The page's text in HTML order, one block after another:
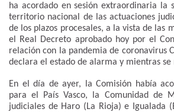
ha acordado en sesión extraordinaria la
territorio nacional de las actuaciones
de los plazos procesales, a la vista de las
el Real Decreto aprobado hoy por el
relación con la pandemia de coronavirus
declara el estado de alarma y mientras se
En el día de ayer, la Comisión había
para el País Vasco, la Comunidad de
judiciales de Haro (La Rioja) e Igualada